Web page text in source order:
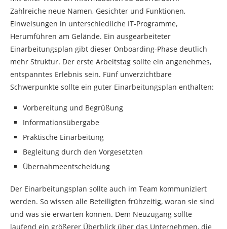
Zahlreiche neue Namen, Gesichter und Funktionen,
Einweisungen in unterschiedliche IT-Programme,
Herumführen am Gelände. Ein ausgearbeiteter
Einarbeitungsplan gibt dieser Onboarding-Phase deutlich
mehr Struktur. Der erste Arbeitstag sollte ein angenehmes,
entspanntes Erlebnis sein. Fünf unverzichtbare
Schwerpunkte sollte ein guter Einarbeitungsplan enthalten:
Vorbereitung und Begrüßung
Informationsübergabe
Praktische Einarbeitung
Begleitung durch den Vorgesetzten
Übernahmeentscheidung
Der Einarbeitungsplan sollte auch im Team kommuniziert
werden. So wissen alle Beteiligten frühzeitig, woran sie sind
und was sie erwarten können. Dem Neuzugang sollte
laufend ein größerer Überblick über das Unternehmen, die